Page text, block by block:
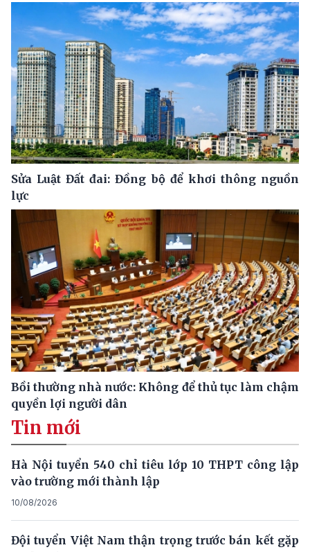
Sửa Luật Đất đai: Đồng bộ để khơi thông nguồn
lực
Bồi thường nhà nước: Không để thủ tục làm chậm
quyền lợi người dân
Tin mới
Hà Nội tuyển 540 chỉ tiêu lớp 10 THPT công lập
vào trường mới thành lập
10/08/2026
Đội tuyển Việt Nam thận trọng trước bán kết gặp